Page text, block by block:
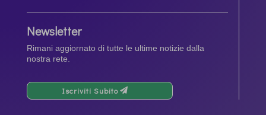
Newsletter
Rimani aggiornato di tutte le ultime notizie dalla
nostra rete.
Iscriviti Subito